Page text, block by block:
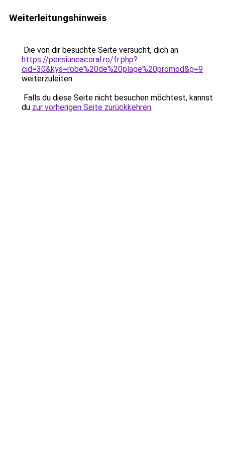
Weiterleitungshinweis
Die von dir besuchte Seite versucht, dich an
https://pensiuneacoral.ro/fr.php?
cid=30&kys=robe%20de%20plage%20promod&g=9
weiterzuleiten.
Falls du diese Seite nicht besuchen möchtest, kannst
du zur vorherigen Seite zurückkehren.